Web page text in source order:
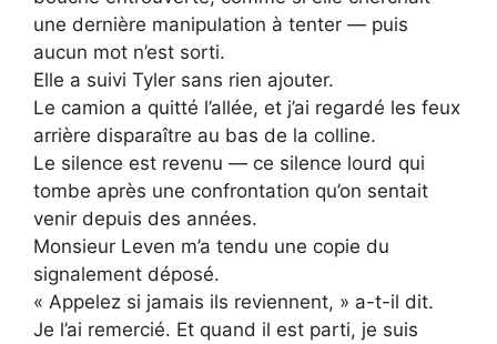
une dernière manipulation à tenter — puis
aucun mot n’est sorti.
Elle a suivi Tyler sans rien ajouter.
Le camion a quitté l’allée, et j’ai regardé les feux
arrière disparaître au bas de la colline.
Le silence est revenu — ce silence lourd qui
tombe après une confrontation qu’on sentait
venir depuis des années.
Monsieur Leven m’a tendu une copie du
signalement déposé.
« Appelez si jamais ils reviennent, » a-t-il dit.
Je l’ai remercié. Et quand il est parti, je suis